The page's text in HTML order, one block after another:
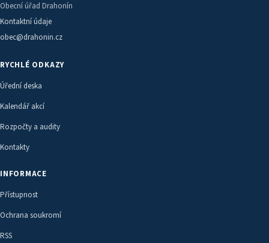
Obecní úřad Drahonín
Kontaktní údaje
obec@drahonin.cz
RYCHLÉ ODKAZY
Úřední deska
Kalendář akcí
Rozpočty a audity
Kontakty
INFORMACE
Přístupnost
Ochrana soukromí
RSS